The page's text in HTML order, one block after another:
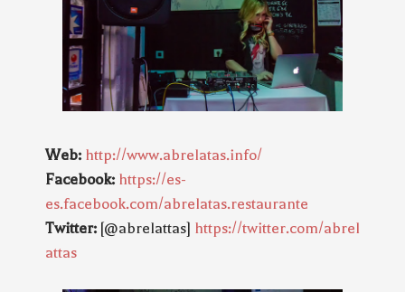
Web: http://www.abrelatas.info/
Facebook: https://es-
es.facebook.com/abrelatas.restaurante
Twitter: [@abrelattas] https://twitter.com/abrel
attas